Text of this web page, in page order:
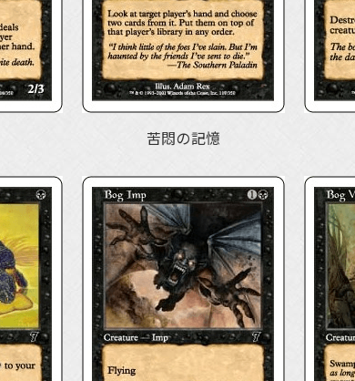
苦悶の記憶